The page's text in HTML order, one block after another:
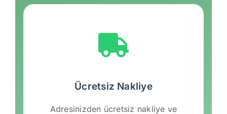
Ücretsiz Nakliye
Adresinizden ücretsiz nakliye ve